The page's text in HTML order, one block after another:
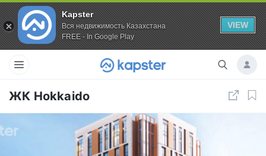
Kapster
Вся недвижимость Казахстана
FREE - In Google Play
VIEW
ЖК Hokkaido